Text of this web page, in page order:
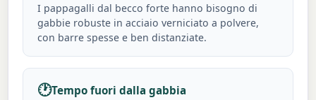
I pappagalli dal becco forte hanno bisogno di
gabbie robuste in acciaio verniciato a polvere,
con barre spesse e ben distanziate.
🕐Tempo fuori dalla gabbia